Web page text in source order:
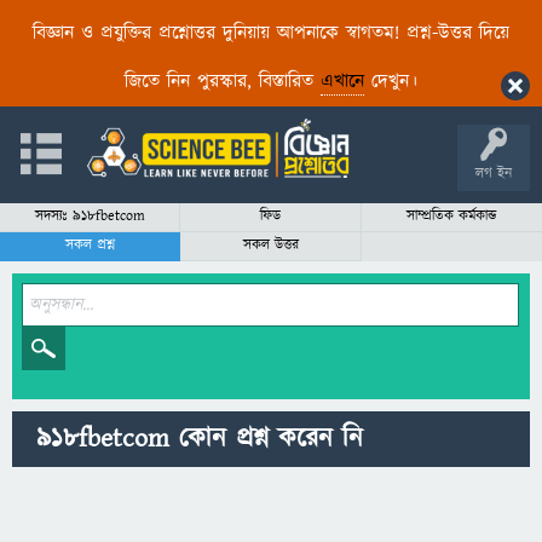
বিজ্ঞান ও প্রযুক্তির প্রশ্নোত্তর দুনিয়ায় আপনাকে স্বাগতম! প্রশ্ন-উত্তর দিয়ে
জিতে নিন পুরস্কার, বিস্তারিত এখানেদেখুন।
লগ ইন
সদস্যঃ 918fbetcom ফিড
সাম্প্রতিক কর্মকান্ড
সকল প্রশ্ন
সকল উত্তর
918fbetcom কোন প্রশ্ন করেন নি